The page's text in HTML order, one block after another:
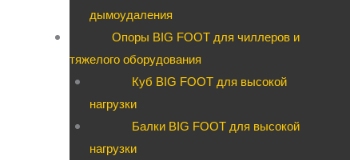
дымоудаления
Опоры BIG FOOT для чиллеров и
тяжелого оборудования
Куб BIG FOOT для высокой
нагрузки
Балки BIG FOOT для высокой
нагрузки